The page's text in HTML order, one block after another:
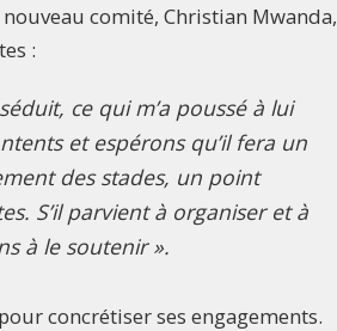
comité, Christian Mwanda,
:
ce qui m’a poussé à lui
et espérons qu’il fera un
des stades, un point
S’il parvient à organiser et à
à le soutenir ».
concrétiser ses engagements.